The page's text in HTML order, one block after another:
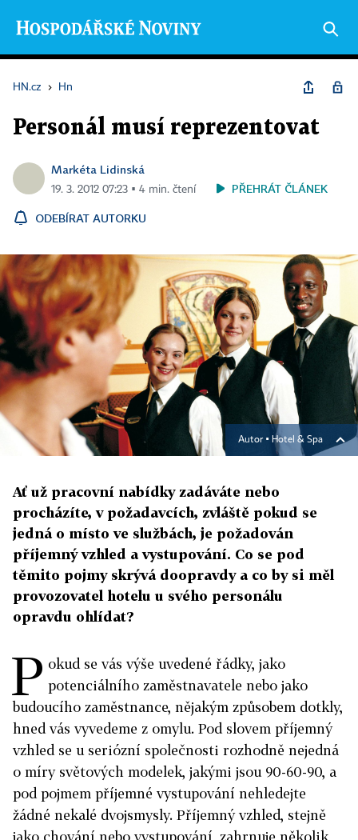
HN.cz › Hn
Personál musí reprezentovat
Markéta Lidinská
19. 3. 2012 07:23 ▪ 4 min. čtení PŘEHRÁT ČLÁNEK
ODEBÍRAT AUTORKU
Autor ▪ Hotel & Spa
Ať už pracovní nabídky zadáváte nebo
procházíte, v požadavcích, zvláště pokud se
jedná o místo ve službách, je požadován
příjemný vzhled a vystupování. Co se pod
těmito pojmy skrývá doopravdy a co by si měl
provozovatel hotelu u svého personálu
opravdu ohlídat?
P okud se vás výše uvedené řádky, jako
potenciálního zaměstnavatele nebo jako
budoucího zaměstnance, nějakým způsobem dotkly,
hned vás vyvedeme z omylu. Pod slovem příjemný
vzhled se u seriózní společnosti rozhodně nejedná
o míry světových modelek, jakými jsou 90-60-90, a
pod pojmem příjemné vystupování nehledejte
žádné nekalé dvojsmysly. Příjemný vzhled, stejně
jako chování nebo vystupování, zahrnuje několik